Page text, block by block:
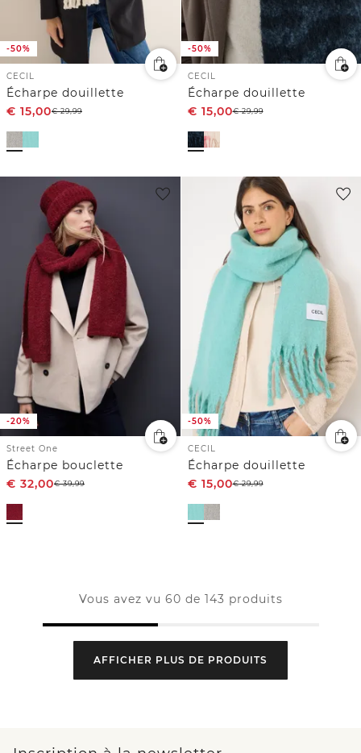
-50%
CECIL
Écharpe douillette
€ 15,00€29,99
-50%
CECIL
Écharpe douillette
€ 15,00€29,99
-20%
Street One
Écharpe bouclette
€ 32,00€39,99
-50%
CECIL
Écharpe douillette
€ 15,00€29,99
Vous avez vu 60 de 143 produits
AFFICHER PLUS DE PRODUITS